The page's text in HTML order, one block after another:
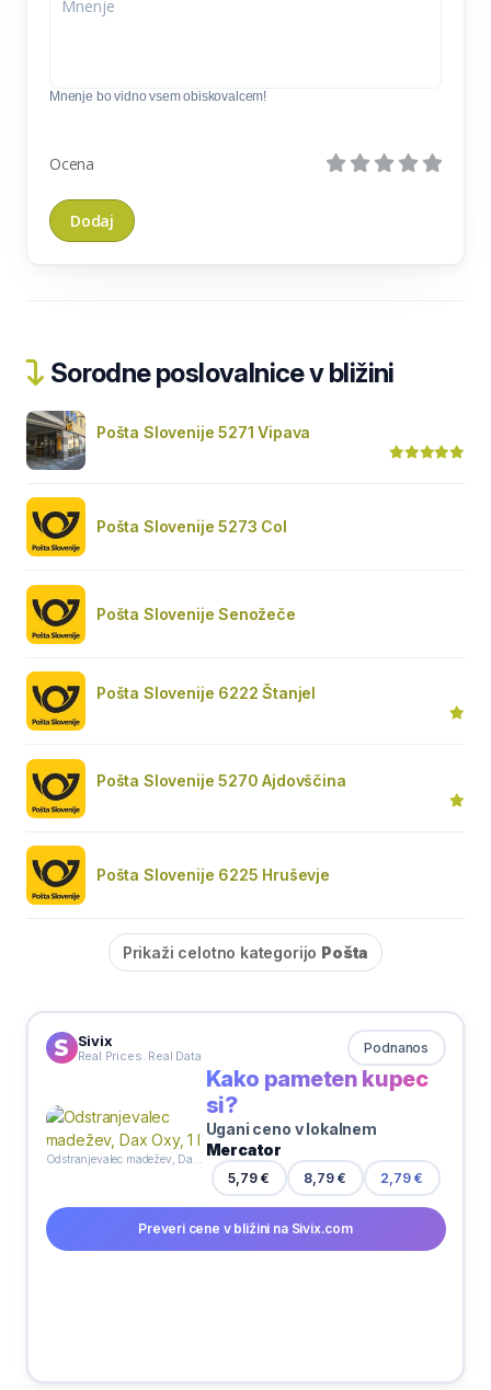
Mnenje bo vidno vsem obiskovalcem!
Ocena
Sorodne poslovalnice v bližini
Pošta Slovenije 5271 Vipava
Pošta Slovenije 5273 Col
Pošta Slovenije Senožeče
Pošta Slovenije 6222 Štanjel
Pošta Slovenije 5270 Ajdovščina
Pošta Slovenije 6225 Hruševje
Prikaži celotno kategorijo Pošta
Sivix
Real Prices. Real Data Podnanos
Kako pameten kupec
si?
Ugani ceno v lokalnem
Mercator
5,79 € 8,79 € 2,79 €
Preveri cene v bližini na Sivix.com